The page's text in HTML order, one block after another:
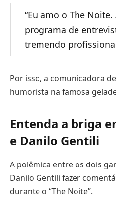
“Eu amo o The
programa de
tremendo
Por isso, a comunicadora
humorista na famosa
Entenda a briga
e Danilo Gentili
A polêmica entre os dois
Danilo Gentili fazer
durante o “The Noite”.